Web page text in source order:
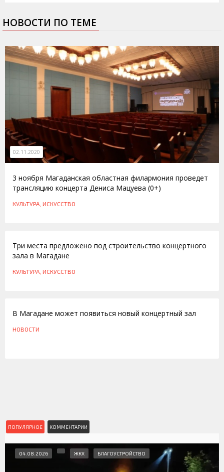
НОВОСТИ ПО ТЕМЕ
02.11.2020
3 ноября Магаданская областная филармония проведет
трансляцию концерта Дениса Мацуева (0+)
КУЛЬТУРА, ИСКУССТВО
Три места предложено под строительство концертного
зала в Магадане
КУЛЬТУРА, ИСКУССТВО
В Магадане может появиться новый концертный зал
НОВОСТИ
ПОПУЛЯРНОЕ КОММЕНТАРИИ
04.08.2026 ЖКХ БЛАГОУСТРОЙСТВО